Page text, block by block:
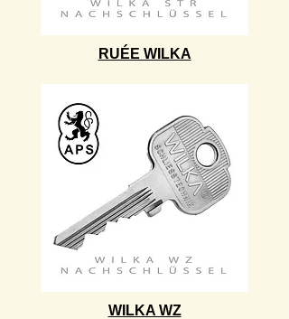
RUÉE WILKA
WILKA WZ